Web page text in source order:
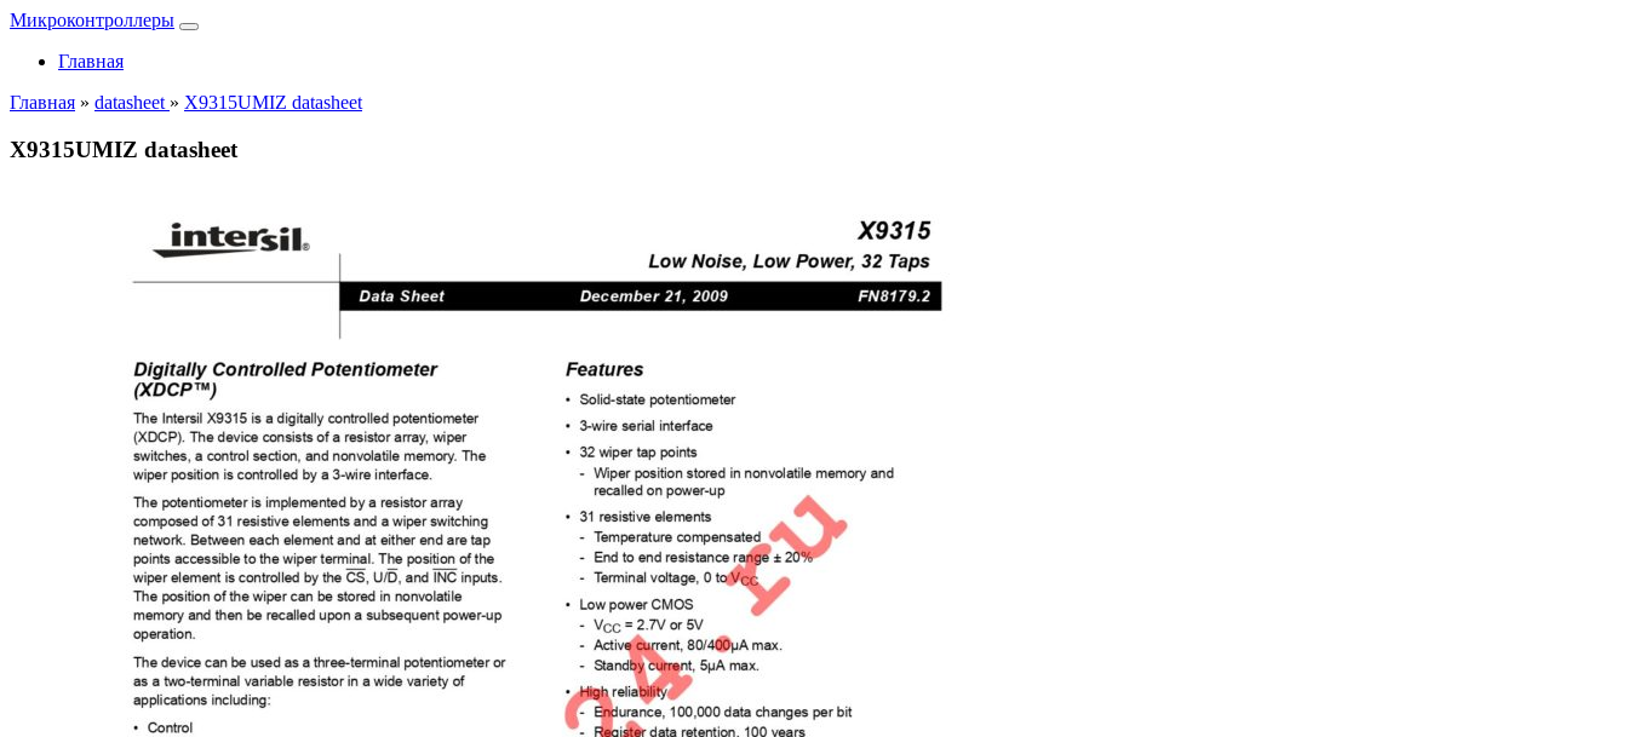
Микроконтроллеры
Главная
Главная » datasheet » X9315UMIZ datasheet
X9315UMIZ datasheet